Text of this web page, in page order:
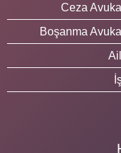
Ceza
Boşanma